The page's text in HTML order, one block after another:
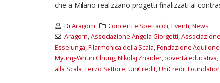
che a Milano realizzano progetti finalizzati al
Di Aragorn Concerti e Spettacoli,Eventi,News
Aragorn,Associazione Angela Giorgetti,Associazione
Esselunga,Filarmonica della Scala,Fondazione Aquilone
Myung-Whun Chung,Nikolaj Znaider,povertà educativa,
alla Scala,Terzo Settore,UniCredit,UniCredit Foundation